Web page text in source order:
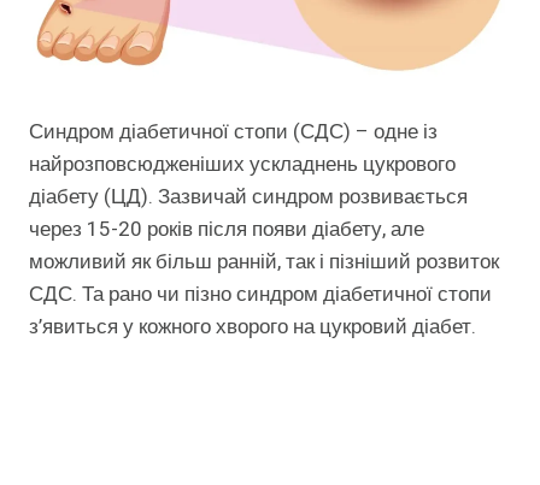
Синдром діабетичної стопи (СДС) – одне із
найрозповсюдженіших ускладнень цукрового
діабету (ЦД). Зазвичай синдром розвивається
через 15-20 років після появи діабету, але
можливий як більш ранній, так і пізніший розвиток
СДС. Та рано чи пізно синдром діабетичної стопи
з’явиться у кожного хворого на цукровий діабет.